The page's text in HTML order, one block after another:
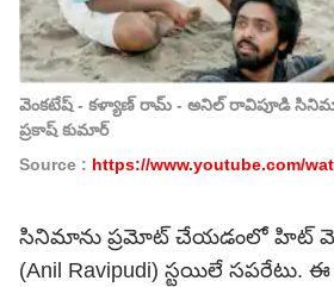
వెంకటేష్ - కళ్యాణ్ రామ్ - అనిల్ రావిపూడి
ప్రకాష్ కుమార్
Source : https://www.youtube.com/
సినిమాను ప్రమోట్ చేయడంలో హిట్
(Anil Ravipudi) స్టయిలే సపరేటు. ఈ